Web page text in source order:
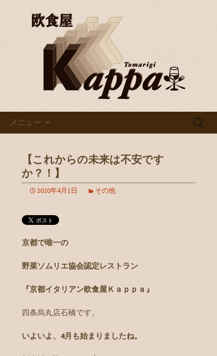
京都・烏丸のイタリアンバル
「欧食屋Kappa」
楽しむならバル「欧食屋Kappa」。野
菜ソムリエの資格を持つオーナーの作
るイタリアンは絶品。ワインブッフェ
などもありカウンターで１人飲みもグ
ループでのご利用も歓迎です。
メニュー
検
【これからの未来は不安です
か？！】
2020年4月1日 その他
京都で唯一の
野菜ソムリエ協会認定レストラン
『京都イタリアン欧食屋Ｋａｐｐａ』
四条烏丸店石橋です。
いよいよ、4月も始まりましたね。